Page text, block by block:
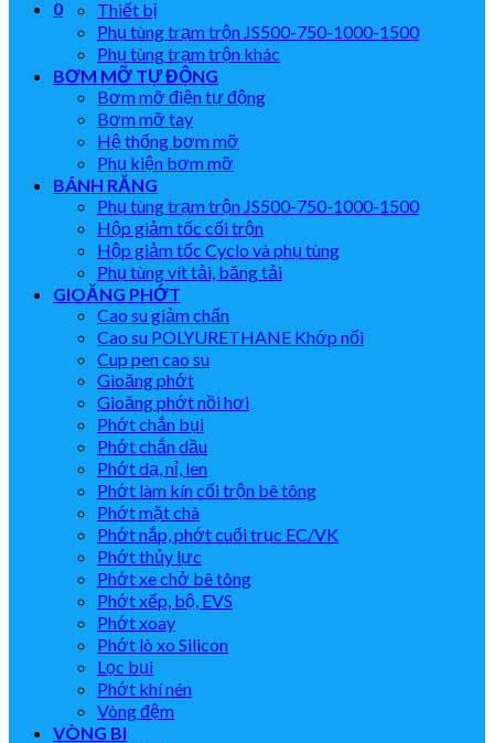
0
Thiết bị
Phụ tùng trạm trộn JS500-750-1000-1500
Phụ tùng trạm trộn khác
BƠM MỠ TỰ ĐỘNG
Bơm mỡ điện tự động
Bơm mỡ tay
Hệ thống bơm mỡ
Phụ kiện bơm mỡ
BÁNH RĂNG
Phụ tùng trạm trộn JS500-750-1000-1500
Hộp giảm tốc cối trộn
Hộp giảm tốc Cyclo và phụ tùng
Phụ tùng vít tải, băng tải
GIOĂNG PHỚT
Cao su giảm chấn
Cao su POLYURETHANE Khớp nối
Cup pen cao su
Gioăng phớt
Gioăng phớt nồi hơi
Phớt chắn bụi
Phớt chắn dầu
Phớt dạ, nỉ, len
Phớt làm kín cối trộn bê tông
Phớt mặt chà
Phớt nắp, phớt cuối trục EC/VK
Phớt thủy lực
Phớt xe chở bê tông
Phớt xếp, bộ, EVS
Phớt xoay
Phớt lò xo Silicon
Lọc bụi
Phớt khí nén
Vòng đệm
VÒNG BI